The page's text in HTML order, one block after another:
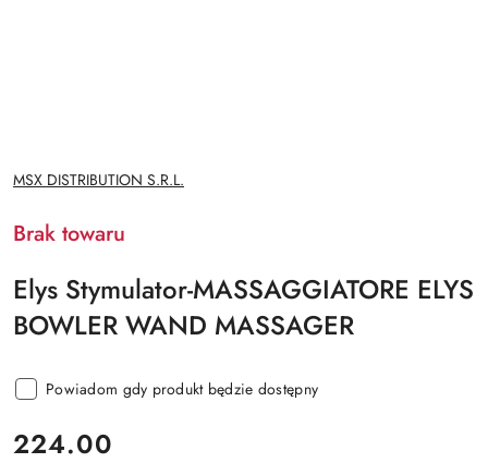
NAZWA
PRODUCENTA:
MSX DISTRIBUTION S.R.L.
Brak towaru
Elys Stymulator-MASSAGGIATORE ELYS
BOWLER WAND MASSAGER
Powiadom gdy produkt będzie dostępny
cena:
224.00